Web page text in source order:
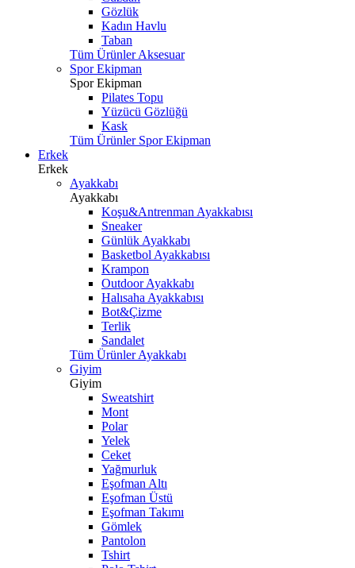
Gözlük
Kadın Havlu
Taban
Tüm Ürünler Aksesuar
Spor Ekipman
Spor Ekipman
Pilates Topu
Yüzücü Gözlüğü
Kask
Tüm Ürünler Spor Ekipman
Erkek
Erkek
Ayakkabı
Ayakkabı
Koşu&Antrenman Ayakkabısı
Sneaker
Günlük Ayakkabı
Basketbol Ayakkabısı
Krampon
Outdoor Ayakkabı
Halısaha Ayakkabısı
Bot&Çizme
Terlik
Sandalet
Tüm Ürünler Ayakkabı
Giyim
Giyim
Sweatshirt
Mont
Polar
Yelek
Ceket
Yağmurluk
Eşofman Altı
Eşofman Üstü
Eşofman Takımı
Gömlek
Pantolon
Tshirt